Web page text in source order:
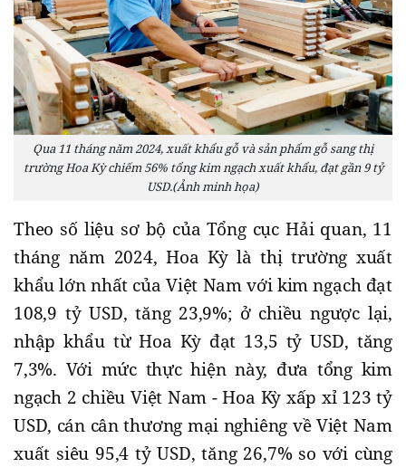
Qua 11 tháng năm 2024, xuất khẩu gỗ và sản phẩm gỗ sang thị
trường Hoa Kỳ chiếm 56% tổng kim ngạch xuất khẩu, đạt gần 9 tỷ
USD.(Ảnh minh họa)
Theo số liệu sơ bộ của Tổng cục Hải quan, 11
tháng năm 2024, Hoa Kỳ là thị trường xuất
khẩu lớn nhất của Việt Nam với kim ngạch đạt
108,9 tỷ USD, tăng 23,9%; ở chiều ngược lại,
nhập khẩu từ Hoa Kỳ đạt 13,5 tỷ USD, tăng
7,3%. Với mức thực hiện này, đưa tổng kim
ngạch 2 chiều Việt Nam - Hoa Kỳ xấp xỉ 123 tỷ
USD, cán cân thương mại nghiêng về Việt Nam
xuất siêu 95,4 tỷ USD, tăng 26,7% so với cùng